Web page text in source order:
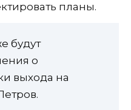
планы.
будут
о
выхода на